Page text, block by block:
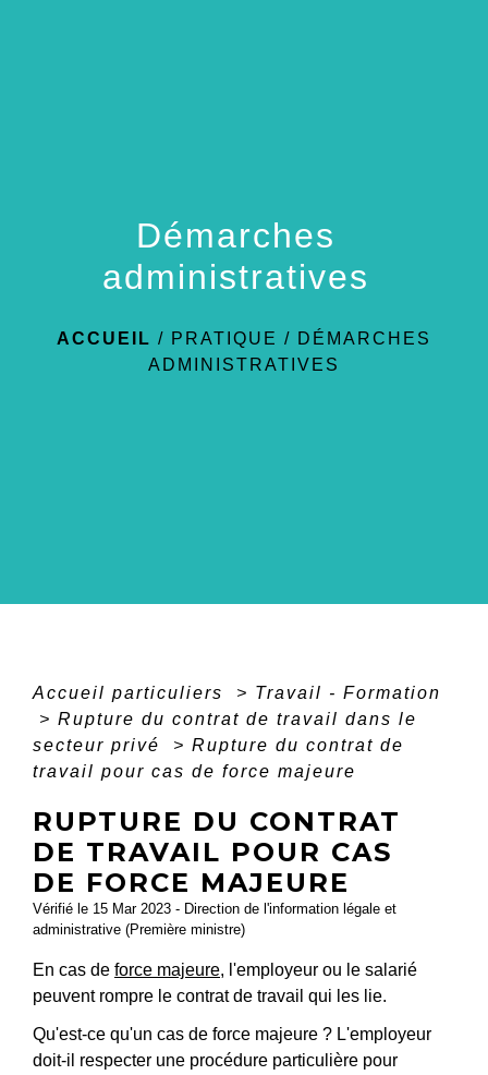
Démarches
administratives
ACCUEIL / PRATIQUE / DÉMARCHES
ADMINISTRATIVES
Accueil particuliers > Travail - Formation
> Rupture du contrat de travail dans le
secteur privé
> Rupture du contrat de
travail pour cas de force majeure
RUPTURE DU CONTRAT
DE TRAVAIL POUR CAS
DE FORCE MAJEURE
Vérifié le 15 Mar 2023 - Direction de l'information légale et
administrative (Première ministre)
En cas de force majeure, l'employeur ou le salarié
peuvent rompre le contrat de travail qui les lie.
Qu'est-ce qu'un cas de force majeure ? L'employeur
doit-il respecter une procédure particulière pour